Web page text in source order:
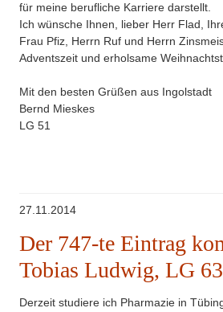
für meine berufliche Karriere darstellt.
Ich wünsche Ihnen, lieber Herr Flad,
Frau Pfiz, Herrn Ruf und Herrn
Adventszeit und erholsame
Mit den besten Grüßen aus Ingolstadt
Bernd Mieskes
LG 51
27.11.2014
Der 747-te Eintrag
Tobias Ludwig, LG 63
Derzeit studiere ich Pharmazie in